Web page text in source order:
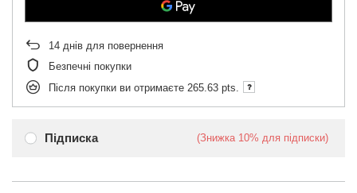
Підписка (Знижка 10% для підписки)
14 днів для повернення
Безпечні покупки
Після покупки ви отримаєте 265.63 pts.